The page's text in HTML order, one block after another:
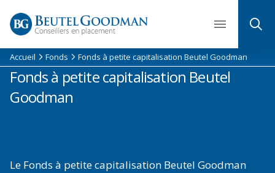
Accueil Fonds Fonds à petite capitalisation Beutel Goodman
Fonds à petite capitalisation Beutel
Goodman
Le Fonds à petite capitalisation Beutel Goodman